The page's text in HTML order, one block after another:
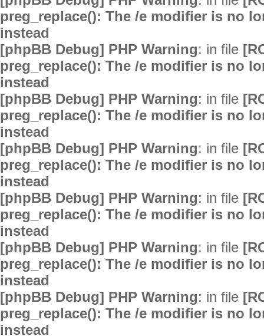
preg_replace(): The /e modifier is no
instead
[phpBB Debug] PHP Warning: in file
preg_replace(): The /e modifier is no
instead
[phpBB Debug] PHP Warning: in file
preg_replace(): The /e modifier is no
instead
[phpBB Debug] PHP Warning: in file
preg_replace(): The /e modifier is no
instead
[phpBB Debug] PHP Warning: in file
preg_replace(): The /e modifier is no
instead
[phpBB Debug] PHP Warning: in file
preg_replace(): The /e modifier is no
instead
[phpBB Debug] PHP Warning: in file
preg_replace(): The /e modifier is no
instead